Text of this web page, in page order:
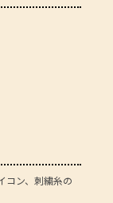
コン、刺繍糸の